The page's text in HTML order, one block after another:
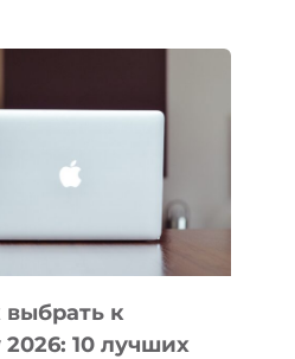
выбрать к
10 лучших